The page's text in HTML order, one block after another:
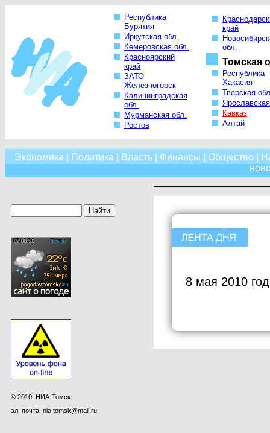
Республика
Бурятия
Иркутская обл.
Кемеровская обл.
Красноярский
край
ЗАТО
Железногорск
Калининградская
обл.
Мурманская обл.
Ростов
край
обл.
Томская
Республика
Хакасия
Тверская
Кавказ
Алтай
Экономика Политика Власть| Финансы Общество
© 2010, НИА-Томск
эл. почта: nia.tomsk@mail.ru
8 мая 2010